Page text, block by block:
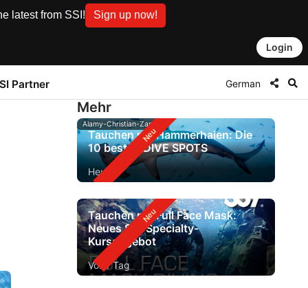
latest from SSI! Sign up now!
Login
Partner German
Mehr
Alamy-Christian-Zappel
Tauchen mit Hammerhaien: Die
10 besten DIVE SPOTS
Heute
Tauchen mit Full Face Mask:
Neues SSI-Specialty-
Kursangebot
Vor 1 Tag